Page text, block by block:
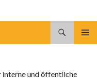
interne und öffentliche